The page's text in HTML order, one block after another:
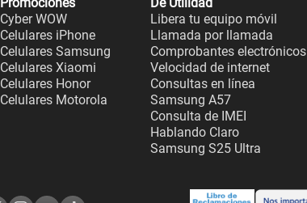
Cyber WOW
Celulares iPhone
Celulares Samsung
Celulares Xiaomi
Celulares Honor
Celulares Motorola
Libera tu equipo móvil
Llamada por llamada
Comprobantes electrónicos
Velocidad de internet
Consultas en línea
Samsung A57
Consulta de IMEI
Hablando Claro
Samsung S25 Ultra